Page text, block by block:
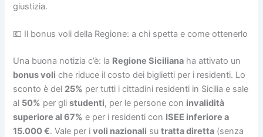
giustizia.
💶 Il bonus voli della Regione: a chi spetta e come ottenerlo
Una buona notizia c’è: la Regione Siciliana ha attivato un
bonus voli che riduce il costo dei biglietti per i residenti. Lo
sconto è del 25% per tutti i cittadini residenti in Sicilia e sale
al 50% per glistudenti, per le persone con invalidità
superiore al 67% e per i residenti con ISEE inferiore a
15.000 €. Vale per ivoli nazionali sutratta diretta (senza